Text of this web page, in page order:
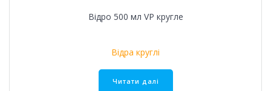
Відро 500 мл VР кругле
Відра круглі
Читати далі